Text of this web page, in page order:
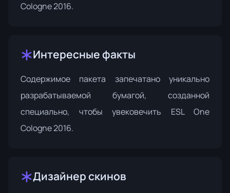
Cologne 2016.
Интересные факты
Содержимое пакета запечатано уникально
разрабатываемой бумагой, созданной
специально, чтобы увековечить ESL One
Cologne 2016.
Дизайнер скинов